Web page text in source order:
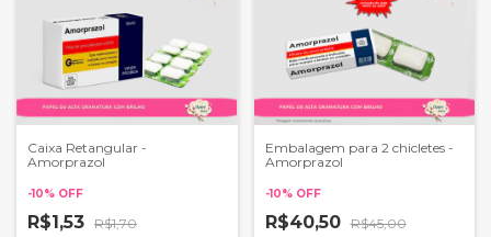
Caixa Retangular -
Amorprazol
-10% OFF
R$1,53 R$1,70
Embalagem para 2 chicletes -
Amorprazol
-10% OFF
R$40,50 R$45,00